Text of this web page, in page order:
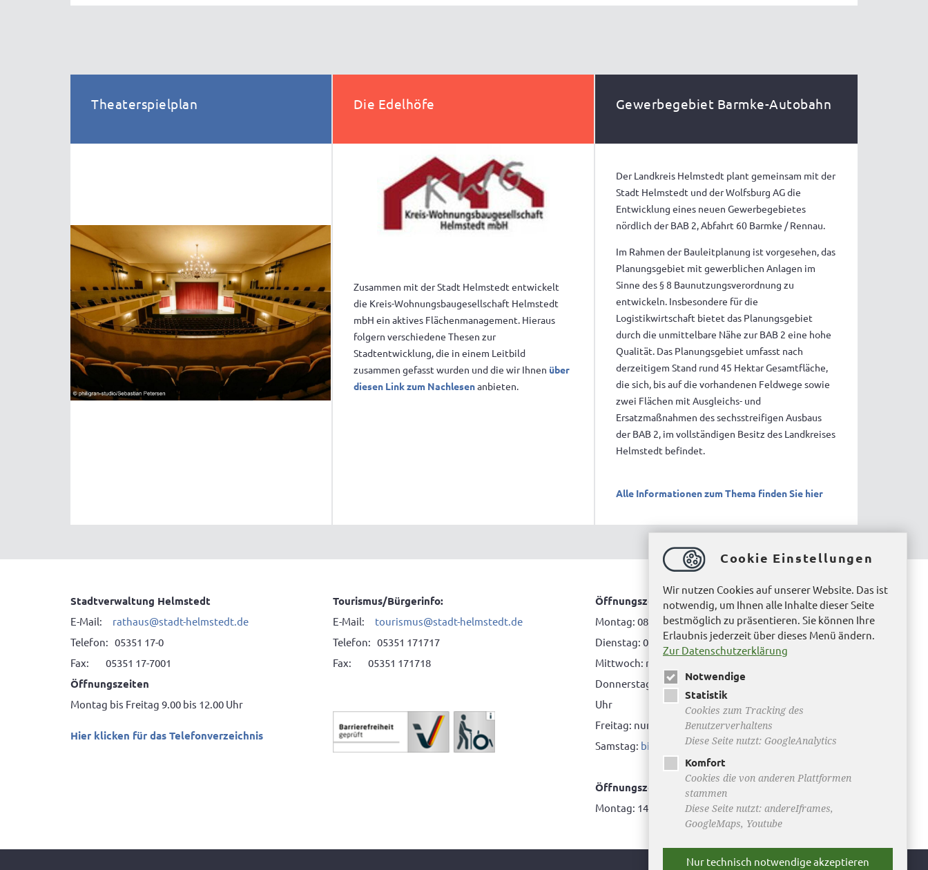
Theaterspielplan Die Edelhöfe
Zusammen mit der Stadt Helmstedt entwickelt
die Kreis-Wohnungsbaugesellschaft Helmstedt
mbH ein aktives Flächenmanagement. Hieraus
folgern verschiedene Thesen zur
Stadtentwicklung, die in einem Leitbild
zusammen gefasst wurden und die wir Ihnen über
diesen Link zum Nachlesenanbieten.
Gewerbegebiet Barmke-Autobahn
Der Landkreis Helmstedt plant gemeinsam mit der
Stadt Helmstedt und der Wolfsburg AG die
Entwicklung eines neuen Gewerbegebietes
nördlich der BAB 2, Abfahrt 60 Barmke / Rennau.
Im Rahmen der Bauleitplanung ist vorgesehen, das
Planungsgebiet mit gewerblichen Anlagen im
Sinne des § 8 Baunutzungsverordnung zu
entwickeln. Insbesondere für die
Logistikwirtschaft bietet das Planungsgebiet
durch die unmittelbare Nähe zur BAB 2 eine hohe
Qualität. Das Planungsgebiet umfasst nach
derzeitigem Stand rund 45 Hektar Gesamtfläche,
die sich, bis auf die vorhandenen Feldwege sowie
zwei Flächen mit Ausgleichs- und
Ersatzmaßnahmen des sechsstreifigen Ausbaus
der BAB 2, im vollständigen Besitz des Landkreises
Helmstedt befindet.
Alle Informationen zum Thema finden Sie hier
Stadtverwaltung Helmstedt
E-Mail: rathaus@stadt-helmstedt.de
Telefon: 05351 17-0
Fax: 05351 17-7001
Öffnungszeiten
Montag bis Freitag 9.00 bis 12.00 Uhr
Hier klicken für das Telefonverzeichnis
Tourismus/Bürgerinfo:
E-Mail: tourismus@stadt-helmstedt.de
Telefon: 05351 171717
Fax: 05351 171718
Öffnungszeiten Bürgerbüro Helmstedt
Montag: 08.00 bis 12.00 Uhr
Dienstag: 08.00 bis 12.00 Uhr & 15.00 Uhr bis 17.00 Uhr
Mittwoch: nur nach Terminvereinbarung
Donnerstag: 08.00 bis 12.00 Uhr & 14.00 Uhr bis 16.00
Uhr
Freitag: nur nach Terminvereinbarung
Samstag: bitte hier klicken
Öffnungszeiten Bürgerbüro Büddenstedt
Montag: 14:00 bis 16:00 Uhr
Cookie Einstellungen
Wir nutzen Cookies auf unserer Website. Das ist
notwendig, um Ihnen alle Inhalte dieser Seite
bestmöglich zu präsentieren. Sie können Ihre
Erlaubnis jederzeit über dieses Menü ändern.
Zur Datenschutzerklärung
Notwendige
Statistik
Cookies zum Tracking des
Benutzerverhaltens
Diese Seite nutzt: GoogleAnalytics
Komfort
Cookies die von anderen Plattformen
stammen
Diese Seite nutzt: andereIframes,
GoogleMaps, Youtube
Nur technisch notwendige akzeptieren